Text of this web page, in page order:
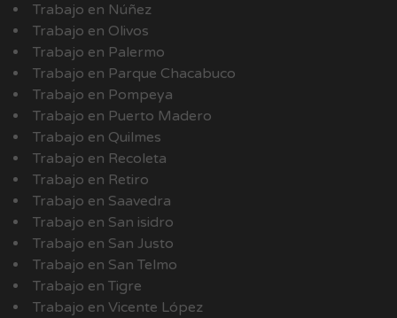
Trabajo en Núñez
Trabajo en Olivos
Trabajo en Palermo
Trabajo en Parque Chacabuco
Trabajo en Pompeya
Trabajo en Puerto Madero
Trabajo en Quilmes
Trabajo en Recoleta
Trabajo en Retiro
Trabajo en Saavedra
Trabajo en San isidro
Trabajo en San Justo
Trabajo en San Telmo
Trabajo en Tigre
Trabajo en Vicente López